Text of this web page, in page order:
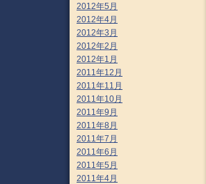
2012年5月
2012年4月
2012年3月
2012年2月
2012年1月
2011年12月
2011年11月
2011年10月
2011年9月
2011年8月
2011年7月
2011年6月
2011年5月
2011年4月